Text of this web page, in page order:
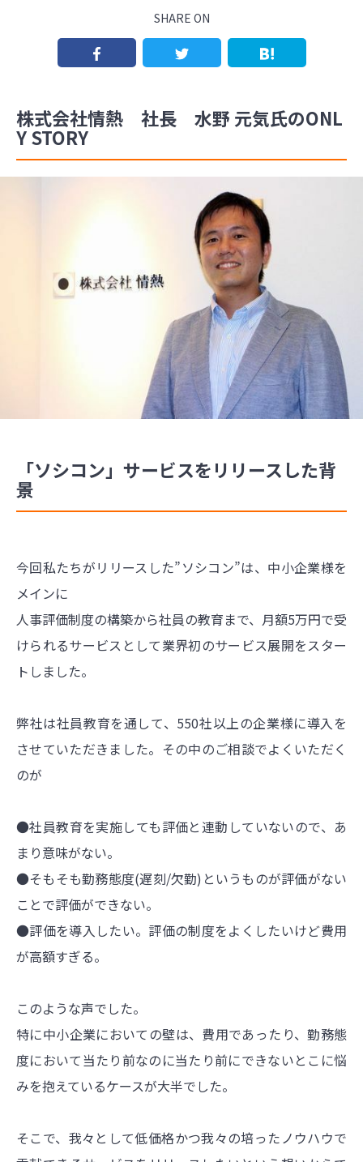
SHARE ON
株式会社情熱 社長 水野 元気氏のONL
Y STORY
「ソシコン」サービスをリリースした背
景
今回私たちがリリースした”ソシコン”は、中小企業様を
メインに
人事評価制度の構築から社員の教育まで、月額5万円で受
けられるサービスとして業界初のサービス展開をスター
トしました。
弊社は社員教育を通して、550社以上の企業様に導入を
させていただきました。その中のご相談でよくいただく
のが
●社員教育を実施しても評価と連動していないので、あ
まり意味がない。
●そもそも勤務態度(遅刻/欠勤)というものが評価がない
ことで評価ができない。
●評価を導入したい。評価の制度をよくしたいけど費用
が高額すぎる。
このような声でした。
特に中小企業においての壁は、費用であったり、勤務態
度において当たり前なのに当たり前にできないとこに悩
みを抱えているケースが大半でした。
そこで、我々として低価格かつ我々の培ったノウハウで